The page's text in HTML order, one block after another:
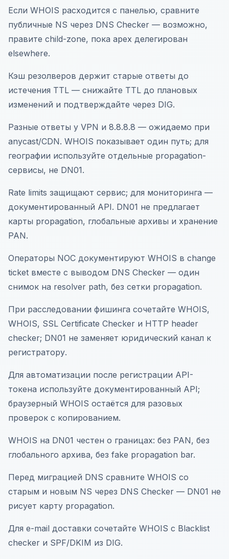
Если WHOIS расходится с панелью, сравните
публичные NS через DNS Checker — возможно,
правите child-zone, пока apex делегирован
elsewhere.
Кэш резолверов держит старые ответы до
истечения TTL — снижайте TTL до плановых
изменений и подтверждайте через DIG.
Разные ответы у VPN и 8.8.8.8 — ожидаемо при
anycast/CDN. WHOIS показывает один путь; для
географии используйте отдельные propagation-
сервисы, не DN01.
Rate limits защищают сервис; для мониторинга —
документированный API. DN01 не предлагает
карты propagation, глобальные архивы и хранение
PAN.
Операторы NOC документируют WHOIS в change
ticket вместе с выводом DNS Checker — один
снимок на resolver path, без сетки propagation.
При расследовании фишинга сочетайте WHOIS,
WHOIS, SSL Certificate Checker и HTTP header
checker; DN01 не заменяет юридический канал к
регистратору.
Для автоматизации после регистрации API-
токена используйте документированный API;
браузерный WHOIS остаётся для разовых
проверок с копированием.
WHOIS на DN01 честен о границах: без PAN, без
глобального архива, без fake propagation bar.
Перед миграцией DNS сравните WHOIS со
старым и новым NS через DNS Checker — DN01 не
рисует карту propagation.
Для e-mail доставки сочетайте WHOIS с Blacklist
checker и SPF/DKIM из DIG.